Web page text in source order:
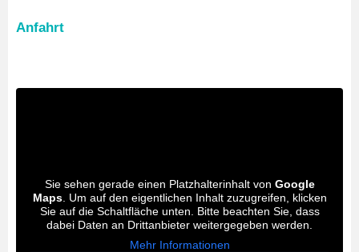
Anfahrt
Sie sehen gerade einen Platzhalterinhalt von Google
Maps. Um auf den eigentlichen Inhalt zuzugreifen, klicken
Sie auf die Schaltfläche unten. Bitte beachten Sie, dass
dabei Daten an Drittanbieter weitergegeben werden.
Mehr Informationen